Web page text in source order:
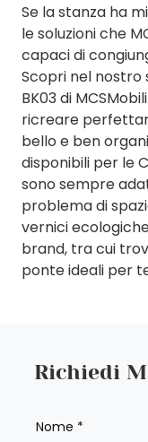
Se la stanza ha
le soluzioni che
capaci di
Scopri nel
BK03 di
ricreare
bello e ben
disponibili per le
sono sempre
problema di
vernici
brand, tra cui
ponte ideali per
Richiedi